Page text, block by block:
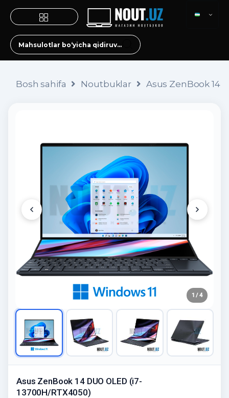
Bosh sahifa Noutbuklar Asus ZenBook 14
1 / 4
Asus ZenBook 14 DUO OLED (i7-
13700H/RTX4050)